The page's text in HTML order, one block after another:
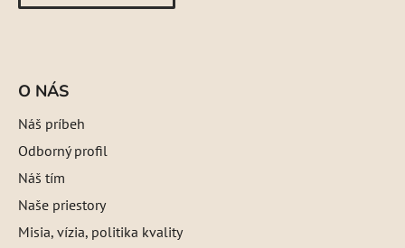
O NÁS
Náš príbeh
Odborný profil
Náš tím
Naše priestory
Misia, vízia, politika kvality